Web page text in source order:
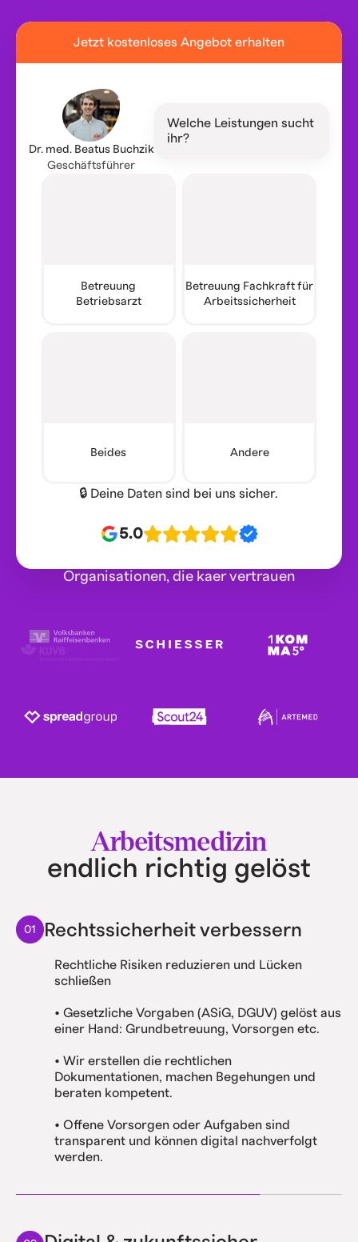
Jetzt kostenloses Angebot erhalten
Dr. med. Beatus Buchzik
Geschäftsführer
Welche Leistungen sucht
ihr?
Betreuung
Betriebsarzt
Betreuung Fachkraft für
Arbeitssicherheit
Beides Andere
🔒 Deine Daten sind bei uns sicher.
5.0
Organisationen, die kaer vertrauen
Arbeitsmedizin
endlich richtig gelöst
01 Rechtssicherheit verbessern
Rechtliche Risiken reduzieren und Lücken
schließen
• Gesetzliche Vorgaben (ASiG, DGUV) gelöst aus
einer Hand: Grundbetreuung, Vorsorgen etc.
• Wir erstellen die rechtlichen
Dokumentationen, machen Begehungen und
beraten kompetent.
• Offene Vorsorgen oder Aufgaben sind
transparent und können digital nachverfolgt
werden.